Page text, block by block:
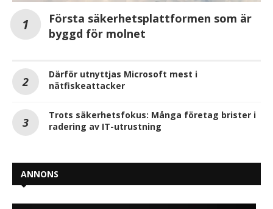
Första säkerhetsplattformen som är
byggd för molnet
Därför utnyttjas Microsoft mest i
nätfiskeattacker
Trots säkerhetsfokus: Många företag brister i
radering av IT-utrustning
ANNONS